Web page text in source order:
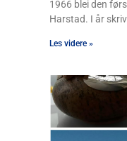
1966 blei den
Harstad. I år
Les videre »